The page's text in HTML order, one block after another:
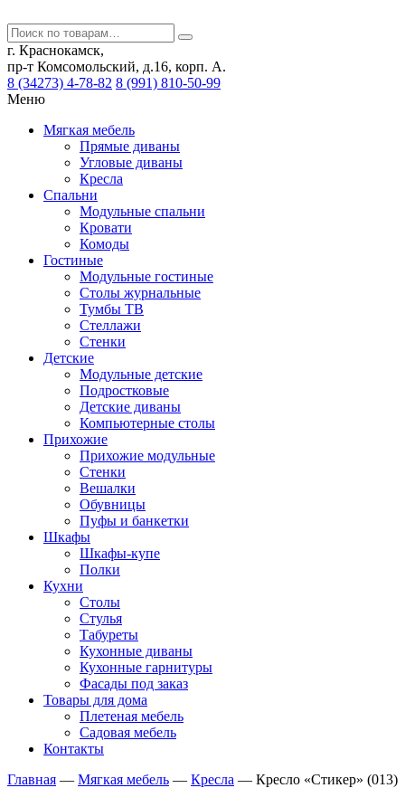
г. Краснокамск,
пр-т Комсомольский, д.16, корп. А.
8 (34273) 4-78-82 8 (991) 810-50-99
Меню
Мягкая мебель
Прямые диваны
Угловые диваны
Кресла
Спальни
Модульные спальни
Кровати
Комоды
Гостиные
Модульные гостиные
Столы журнальные
Тумбы ТВ
Стеллажи
Стенки
Детские
Модульные детские
Подростковые
Детские диваны
Компьютерные столы
Прихожие
Прихожие модульные
Стенки
Вешалки
Обувницы
Пуфы и банкетки
Шкафы
Шкафы-купе
Полки
Кухни
Столы
Стулья
Табуреты
Кухонные диваны
Кухонные гарнитуры
Фасады под заказ
Товары для дома
Плетеная мебель
Садовая мебель
Контакты
Главная — Мягкая мебель — Кресла — Кресло «Стикер» (013)